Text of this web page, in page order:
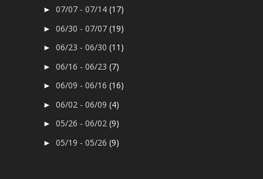
►07/07 - 07/14(17)
►06/30 - 07/07(19)
►06/23 - 06/30(11)
►06/16 - 06/23(7)
►06/09 - 06/16(16)
►06/02 - 06/09(4)
►05/26 - 06/02(9)
►05/19 - 05/26(9)